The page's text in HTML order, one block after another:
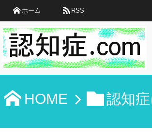
ホーム RSS
HOME 認知